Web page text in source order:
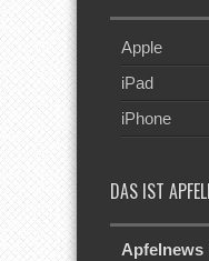
Apple
iPad
iPhone
DAS IST
Apfelnews